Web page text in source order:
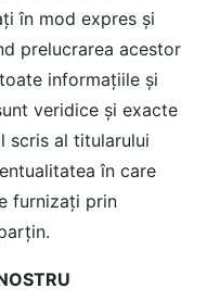
în mod expres și
prelucrarea acestor
informaţiile şi
veridice şi exacte
scris al titularului
în care
furnizați prin